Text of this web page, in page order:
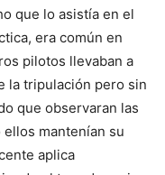
que lo asistía en el
era común en
pilotos llevaban a
la tripulación pero sin
que observaran las
mantenían su
aplica